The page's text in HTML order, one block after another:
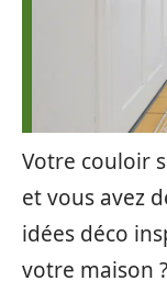
Votre couloir
et vous avez
idées déco
votre maison